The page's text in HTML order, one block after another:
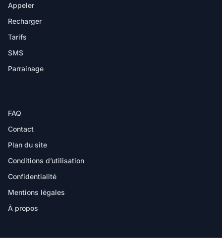
Appeler
Recharger
Tarifs
SMS
Parrainage
FAQ
Contact
Plan du site
Conditions d’utilisation
Confidentialité
Mentions légales
À propos